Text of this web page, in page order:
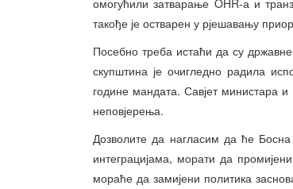
омогућили затварање OHR-а и
такође је остварен у рјешавању
Посебно треба истаћи да су
скупштина је очигледно радила
године мандата. Савјет министара
неповјерења.
Дозволите да нагласим да ће
интеграцијама, морати да
мораће да замијени политика